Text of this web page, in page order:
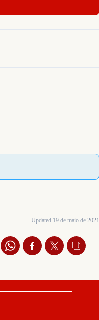
Updated 19 de maio de 2021